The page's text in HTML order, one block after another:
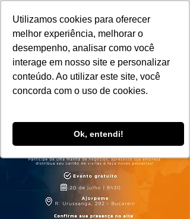
Utilizamos cookies para oferecer
melhor experiência, melhorar o
desempenho, analisar como você
interage em nosso site e personalizar
conteúdo. Ao utilizar este site, você
concorda com o uso de cookies.
Ok, entendi!